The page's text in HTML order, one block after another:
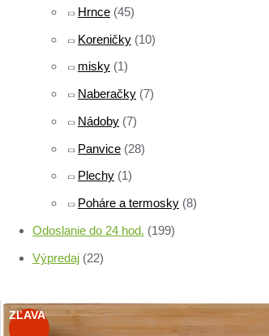
Hrnce (45)
Koreničky (10)
misky (1)
Naberačky (7)
Nádoby (7)
Panvice (28)
Plechy (1)
Poháre a termosky (8)
Odoslanie do 24 hod. (199)
Výpredaj (22)
ZĽAVA